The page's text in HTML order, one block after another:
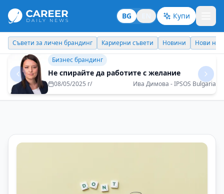
BG Купи
Кариерни съвети Новини Нови назначения Днес празнува
Новини
Жените в иновациите: не просто лидери, а
създатели на дългосрочни решения
22/10/2025 г/ Диана Митева - Дамски форум